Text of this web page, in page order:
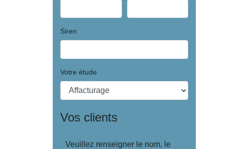
Siren
Votre étude
Vos clients
Veuillez renseigner le nom, le